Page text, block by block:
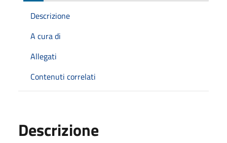
Descrizione
A cura di
Allegati
Contenuti correlati
Descrizione